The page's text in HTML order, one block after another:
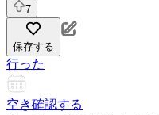
7
保存する
行った
空き確認する